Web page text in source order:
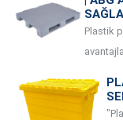
Plastik